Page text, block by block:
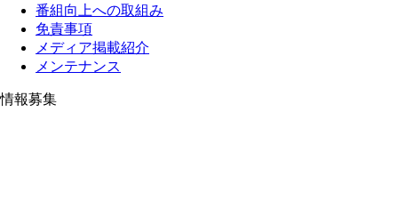
番組向上への取組み
免責事項
メディア掲載紹介
メンテナンス
情報募集